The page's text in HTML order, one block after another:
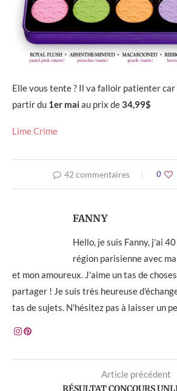
Elle vous tente ? Il va falloir patienter car
partir du 1er mai au prix de34,99$
Lime Crime
42 commentaires 0
FANNY
Hello, je suis Fanny, j'ai
région parisienne avec
et mon amoureux. J'aime un tas de
partager ! Je suis très heureuse
tas de sujets. N'hésitez pas à laisser un
Article précédent
RÉSULTAT CONCOURS